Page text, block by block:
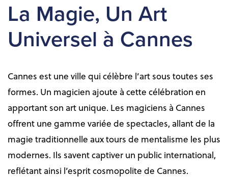
La Magie, Un Art
Universel à Cannes
Cannes est une ville qui célèbre l’art sous toutes ses
formes. Un magicien ajoute à cette célébration en
apportant son art unique. Les magiciens à Cannes
offrent une gamme variée de spectacles, allant de la
magie traditionnelle aux tours de mentalisme les plus
modernes. Ils savent captiver un public international,
reflétant ainsi l’esprit cosmopolite de Cannes.